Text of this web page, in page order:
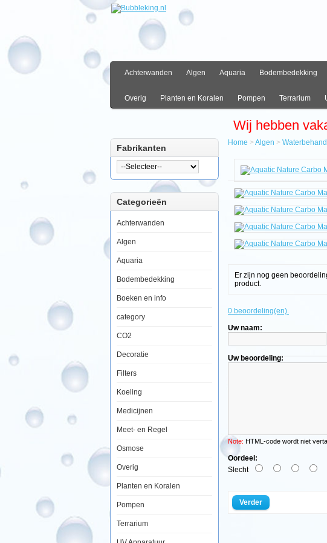
Achterwanden Algen Aquaria Bodembedekking
Overig Planten en Koralen Pompen Terrarium
Wij hebben
Fabrikanten
Categorieën
Achterwanden
Algen
Aquaria
Bodembedekking
Boeken en info
category
CO2
Decoratie
Filters
Koeling
Medicijnen
Meet- en Regel
Osmose
Overig
Planten en Koralen
Pompen
Terrarium
Algen
Waterbehandeling
Aquatic
Nature
Carbo
Marine
Excel
600ml
Aquatic
Carbo
Excel
600ml
werking
van
op
een
Home > Algen >
Er zijn nog geen
product.
0 beoordeling(en).
Uw naam:
Uw beoordeling:
Note: HTML-code wordt niet
Oordeel:
Slecht
Verder